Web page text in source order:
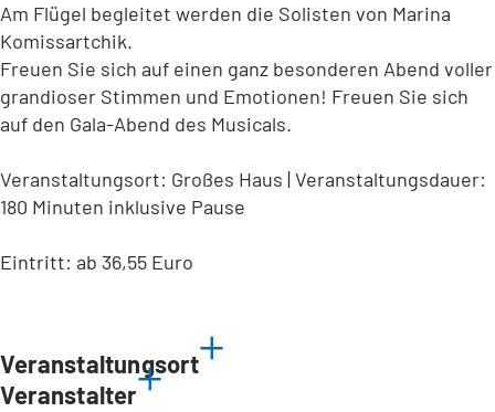
Am Flügel begleitet werden die Solisten von Marina
Komissartchik.
Freuen Sie sich auf einen ganz besonderen Abend voller
grandioser Stimmen und Emotionen! Freuen Sie sich
auf den Gala-Abend des Musicals.
Veranstaltungsort: Großes Haus | Veranstaltungsdauer:
180 Minuten inklusive Pause
Eintritt: ab 36,55 Euro
Veranstaltungsort
Veranstalter